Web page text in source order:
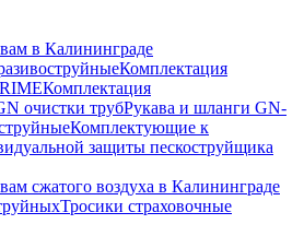
в Калининграде
Комплектация
Комплектация
очистки трубРукава и шланги GN-
Комплектующие к
защиты пескоструйщика
сжатого воздуха в Калининграде
Тросики страховочные